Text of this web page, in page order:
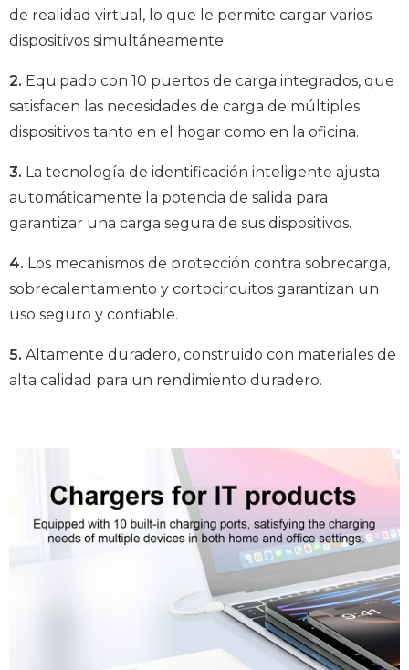
de realidad virtual, lo que le permite cargar varios
dispositivos simultáneamente.
2. Equipado con 10 puertos de carga integrados, que
satisfacen las necesidades de carga de múltiples
dispositivos tanto en el hogar como en la oficina.
3. La tecnología de identificación inteligente ajusta
automáticamente la potencia de salida para
garantizar una carga segura de sus dispositivos.
4. Los mecanismos de protección contra sobrecarga,
sobrecalentamiento y cortocircuitos garantizan un
uso seguro y confiable.
5. Altamente duradero, construido con materiales de
alta calidad para un rendimiento duradero.